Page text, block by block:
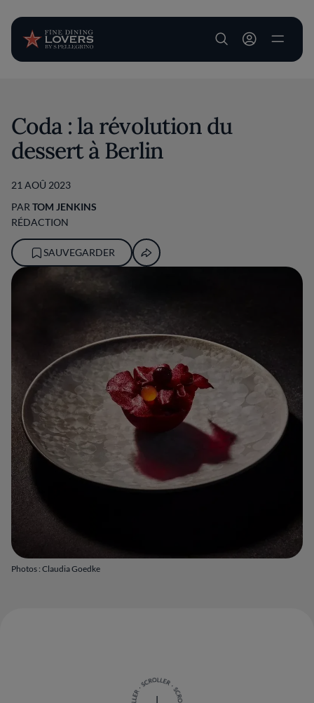
User account
Photos : Claudia Goedke
Coda : la révolution du
dessert à Berlin
21 AOÛ 2023
PAR TOM JENKINS
RÉDACTION
SAUVEGARDER